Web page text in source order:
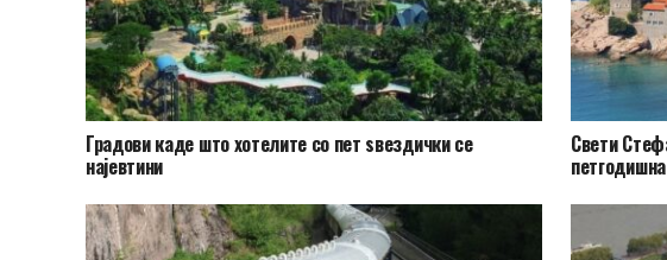
Градови каде што хотелите со пет ѕвездички се
најевтини
Свети